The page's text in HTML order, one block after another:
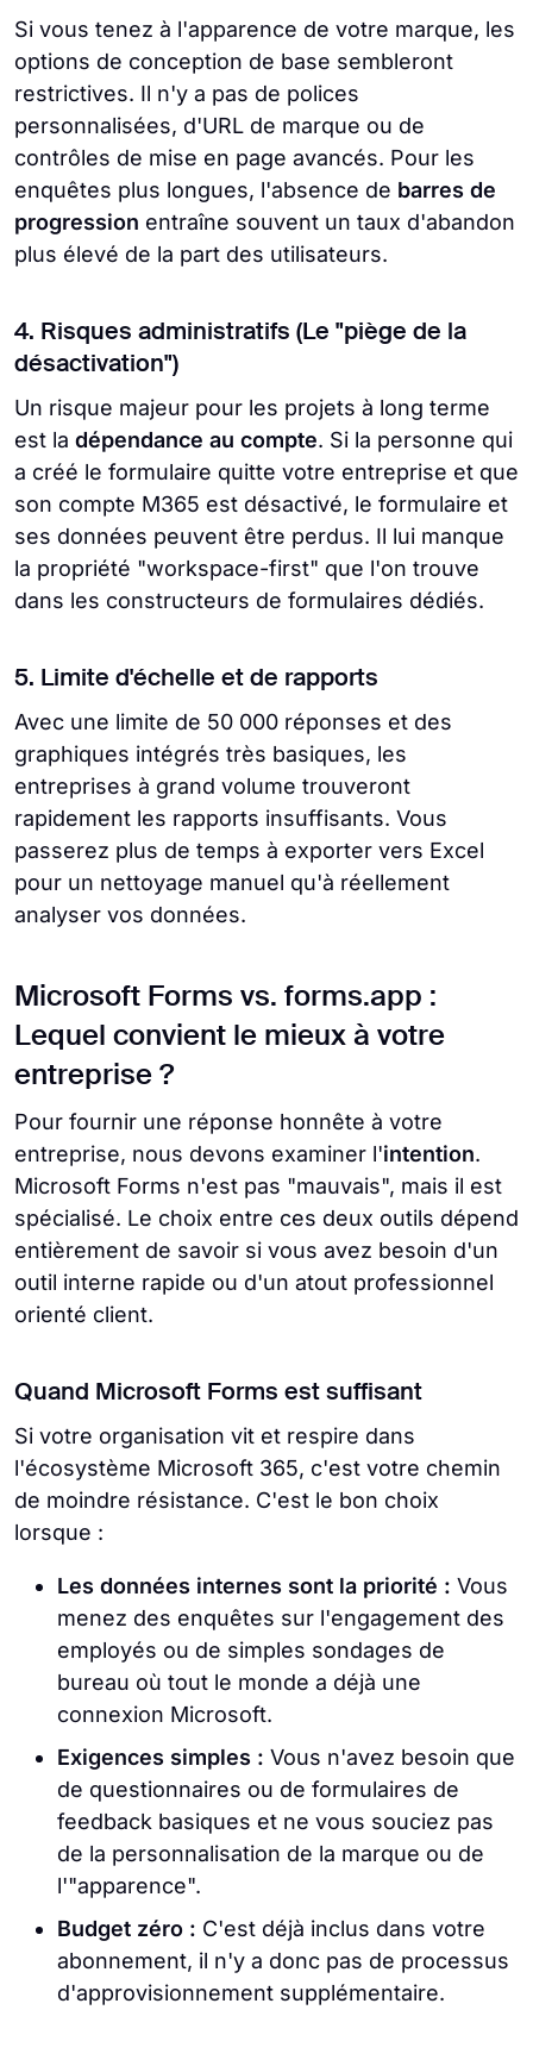
Si vous tenez à l'apparence de votre marque, les
options de conception de base sembleront
restrictives. Il n'y a pas de polices
personnalisées, d'URL de marque ou de
contrôles de mise en page avancés. Pour les
enquêtes plus longues, l'absence de barres de
progression entraîne souvent un taux d'abandon
plus élevé de la part des utilisateurs.
4. Risques administratifs (Le "piège de la
désactivation")
Un risque majeur pour les projets à long terme
est la dépendance au compte. Si la personne qui
a créé le formulaire quitte votre entreprise et que
son compte M365 est désactivé, le formulaire et
ses données peuvent être perdus. Il lui manque
la propriété "workspace-first" que l'on trouve
dans les constructeurs de formulaires dédiés.
5. Limite d'échelle et de rapports
Avec une limite de 50 000 réponses et des
graphiques intégrés très basiques, les
entreprises à grand volume trouveront
rapidement les rapports insuffisants. Vous
passerez plus de temps à exporter vers Excel
pour un nettoyage manuel qu'à réellement
analyser vos données.
Microsoft Forms vs. forms.app :
Lequel convient le mieux à votre
entreprise ?
Pour fournir une réponse honnête à votre
entreprise, nous devons examiner l'intention.
Microsoft Forms n'est pas "mauvais", mais il est
spécialisé. Le choix entre ces deux outils dépend
entièrement de savoir si vous avez besoin d'un
outil interne rapide ou d'un atout professionnel
orienté client.
Quand Microsoft Forms est suffisant
Si votre organisation vit et respire dans
l'écosystème Microsoft 365, c'est votre chemin
de moindre résistance. C'est le bon choix
lorsque :
Les données internes sont la priorité : Vous
menez des enquêtes sur l'engagement des
employés ou de simples sondages de
bureau où tout le monde a déjà une
connexion Microsoft.
Exigences simples : Vous n'avez besoin que
de questionnaires ou de formulaires de
feedback basiques et ne vous souciez pas
de la personnalisation de la marque ou de
l'"apparence".
Budget zéro : C'est déjà inclus dans votre
abonnement, il n'y a donc pas de processus
d'approvisionnement supplémentaire.